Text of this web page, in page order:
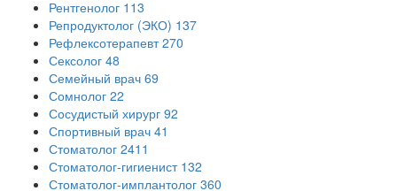
Рентгенолог 113
Репродуктолог (ЭКО) 137
Рефлексотерапевт 270
Сексолог 48
Семейный врач 69
Сомнолог 22
Сосудистый хирург 92
Спортивный врач 41
Стоматолог 2411
Стоматолог-гигиенист 132
Стоматолог-имплантолог 360